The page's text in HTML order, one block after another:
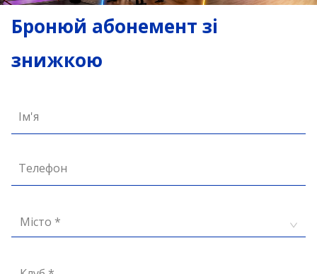
Бронюй абонемент зі
знижкою
Ім'я
Телефон
Місто *